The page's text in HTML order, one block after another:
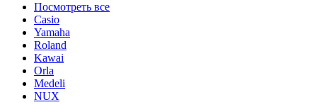
Посмотреть все
Casio
Yamaha
Roland
Kawai
Orla
Medeli
NUX